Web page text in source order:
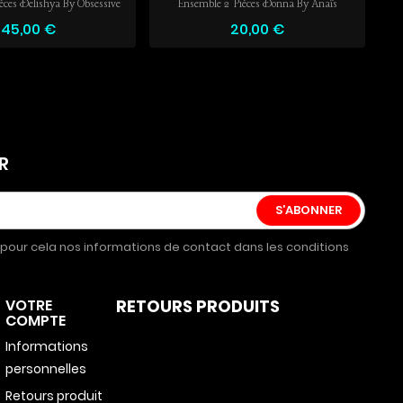
Delishya By Obsessive
45,00 €
Ensemble 2 Pièces Donna By Anaïs
20,00 €
cela nos informations de contact dans les conditions
VOTRE
COMPTE
Informations
personnelles
Retours produit
RETOURS PRODUITS